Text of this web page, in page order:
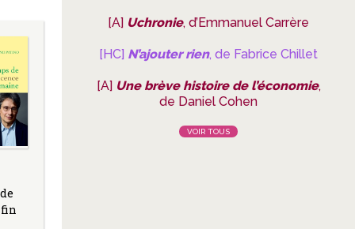
[A] Uchronie, d’Emmanuel Carrère
[HC] N’ajouter rien, de Fabrice Chillet
[A] Une brève histoire de l’économie,
de Daniel Cohen
VOIR TOUS